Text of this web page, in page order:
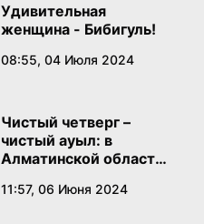
Удивительная
женщина - Бибигуль!
08:55, 04 Июля 2024
Чистый четверг –
чистый ауыл: в
Алматинской области
экологическая акция
11:57, 06 Июня 2024